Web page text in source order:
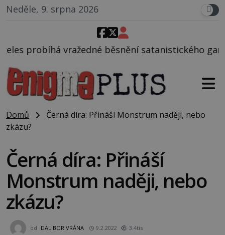
Neděle, 9. srpna 2026
běsnění satanistického gangu vedeného
Domů
Černá díra: Přináší Monstrum naději, nebo
zkázu?
Černá díra: Přináší
Monstrum naději, nebo
zkázu?
od DALIBOR VRÁNA 9.2.2022 3.4tis